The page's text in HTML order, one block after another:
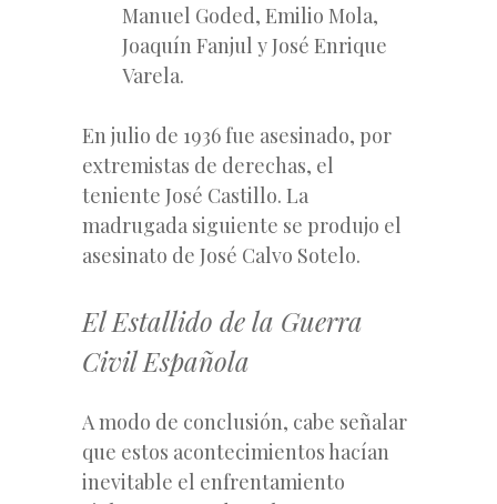
Manuel Goded, Emilio Mola,
Joaquín Fanjul y José Enrique
Varela.
En julio de 1936 fue asesinado, por
extremistas de derechas, el
teniente José Castillo. La
madrugada siguiente se produjo el
asesinato de José Calvo Sotelo.
El Estallido de la Guerra
Civil Española
A modo de conclusión, cabe señalar
que estos acontecimientos hacían
inevitable el enfrentamiento